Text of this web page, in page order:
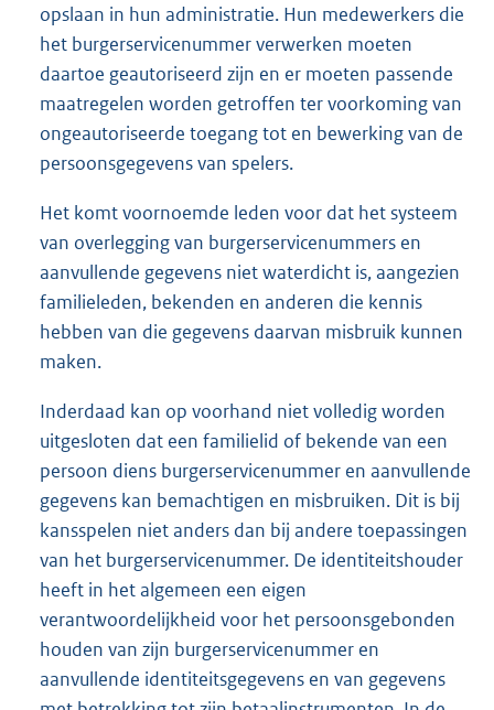
opslaan in hun administratie. Hun medewerkers die
het burgerservicenummer verwerken moeten
daartoe geautoriseerd zijn en er moeten passende
maatregelen worden getroffen ter voorkoming van
ongeautoriseerde toegang tot en bewerking van de
persoonsgegevens van spelers.
Het komt voornoemde leden voor dat het systeem
van overlegging van burgerservicenummers en
aanvullende gegevens niet waterdicht is, aangezien
familieleden, bekenden en anderen die kennis
hebben van die gegevens daarvan misbruik kunnen
maken.
Inderdaad kan op voorhand niet volledig worden
uitgesloten dat een familielid of bekende van een
persoon diens burgerservicenummer en aanvullende
gegevens kan bemachtigen en misbruiken. Dit is bij
kansspelen niet anders dan bij andere toepassingen
van het burgerservicenummer. De identiteitshouder
heeft in het algemeen een eigen
verantwoordelijkheid voor het persoonsgebonden
houden van zijn burgerservicenummer en
aanvullende identiteitsgegevens en van gegevens